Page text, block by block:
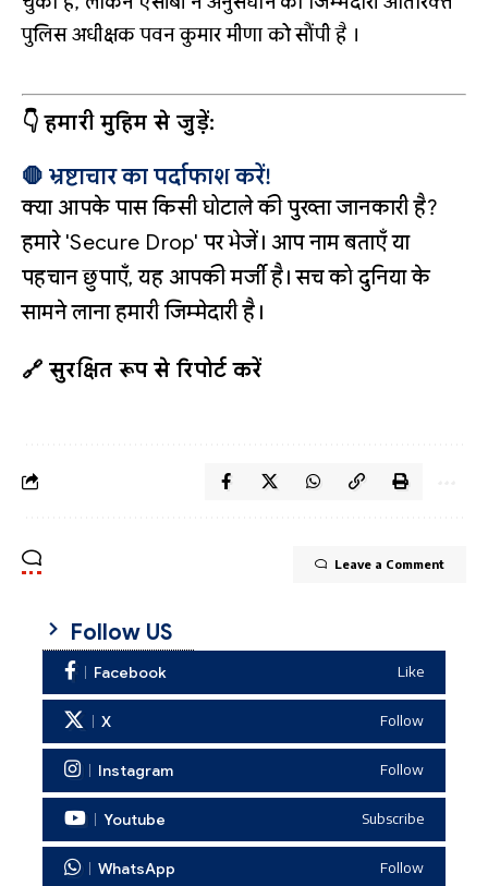
पुलिस अधीक्षक पवन कुमार मीणा को सौंपी है ।
👇 हमारी मुहिम से जुड़ें:
🛑 भ्रष्टाचार का पर्दाफाश करें!
क्या आपके पास किसी घोटाले की पुख्ता जानकारी है?
हमारे 'Secure Drop' पर भेजें। आप नाम बताएँ या
पहचान छुपाएँ, यह आपकी मर्जी है। सच को दुनिया के
सामने लाना हमारी जिम्मेदारी है।
🔗 सुरक्षित रूप से रिपोर्ट करें
Leave a Comment
Follow US
Facebook Like
X Follow
Instagram Follow
Youtube Subscribe
WhatsApp Follow